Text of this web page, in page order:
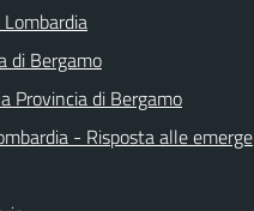
di Bergamo
Provincia di Bergamo
- Risposta alle emerge